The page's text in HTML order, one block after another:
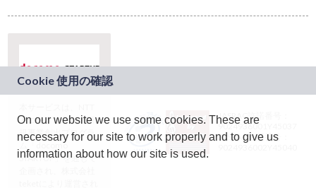
ドコモグループの新
規事業創出プログラ
ム「docomo
STARTUP」を通じて
JASRAC許諾番号：
9024936001Y45037
JASRAC許諾番号：
On our website we use some cookies. These are
necessary for our site to work properly and to give us
information about how our site is used.